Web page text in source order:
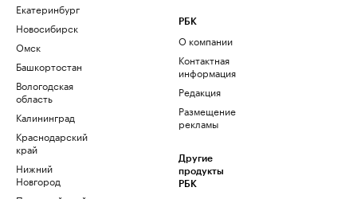
Екатеринбург
Новосибирск
Омск
Башкортостан
Вологодская
область
Калининград
Краснодарский
край
Нижний
Новгород
РБК
О компании
Контактная
информация
Редакция
Размещение
рекламы
Другие
продукты
РБК